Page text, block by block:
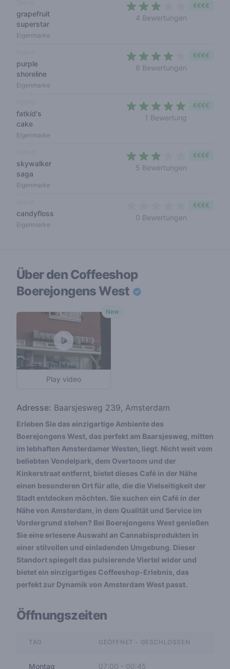
grapefruit
superstar
Eigenmarke
4 Bewertungen
€€€€
purple
shoreline
Eigenmarke
6 Bewertungen
€€€€
fatkid's
cake
Eigenmarke
1 Bewertung
€€€€
skywalker
saga
Eigenmarke
5 Bewertungen
€€€€
candyfloss
Eigenmarke
0 Bewertungen
€€€€
Über den Coffeeshop
Boerejongens West
Play video
New
Adresse: Baarsjesweg 239, Amsterdam
Erleben Sie das einzigartige Ambiente des
Boerejongens West, das perfekt am Baarsjesweg, mitten
im lebhaften Amsterdamer Westen, liegt. Nicht weit vom
beliebten Vondelpark, dem Overtoom und der
Kinkerstraat entfernt, bietet dieses Café in der Nähe
einen besonderen Ort für alle, die die Vielseitigkeit der
Stadt entdecken möchten. Sie suchen ein Café in der
Nähe von Amsterdam, in dem Qualität und Service im
Vordergrund stehen? Bei Boerejongens West genießen
Sie eine erlesene Auswahl an Cannabisprodukten in
einer stilvollen und einladenden Umgebung. Dieser
Standort spiegelt das pulsierende Viertel wider und
bietet ein einzigartiges Coffeeshop-Erlebnis, das
perfekt zur Dynamik von Amsterdam West passt.
Öffnungszeiten
TAG GEÖFFNET - GESCHLOSSEN
Montag 07:00 - 00:45